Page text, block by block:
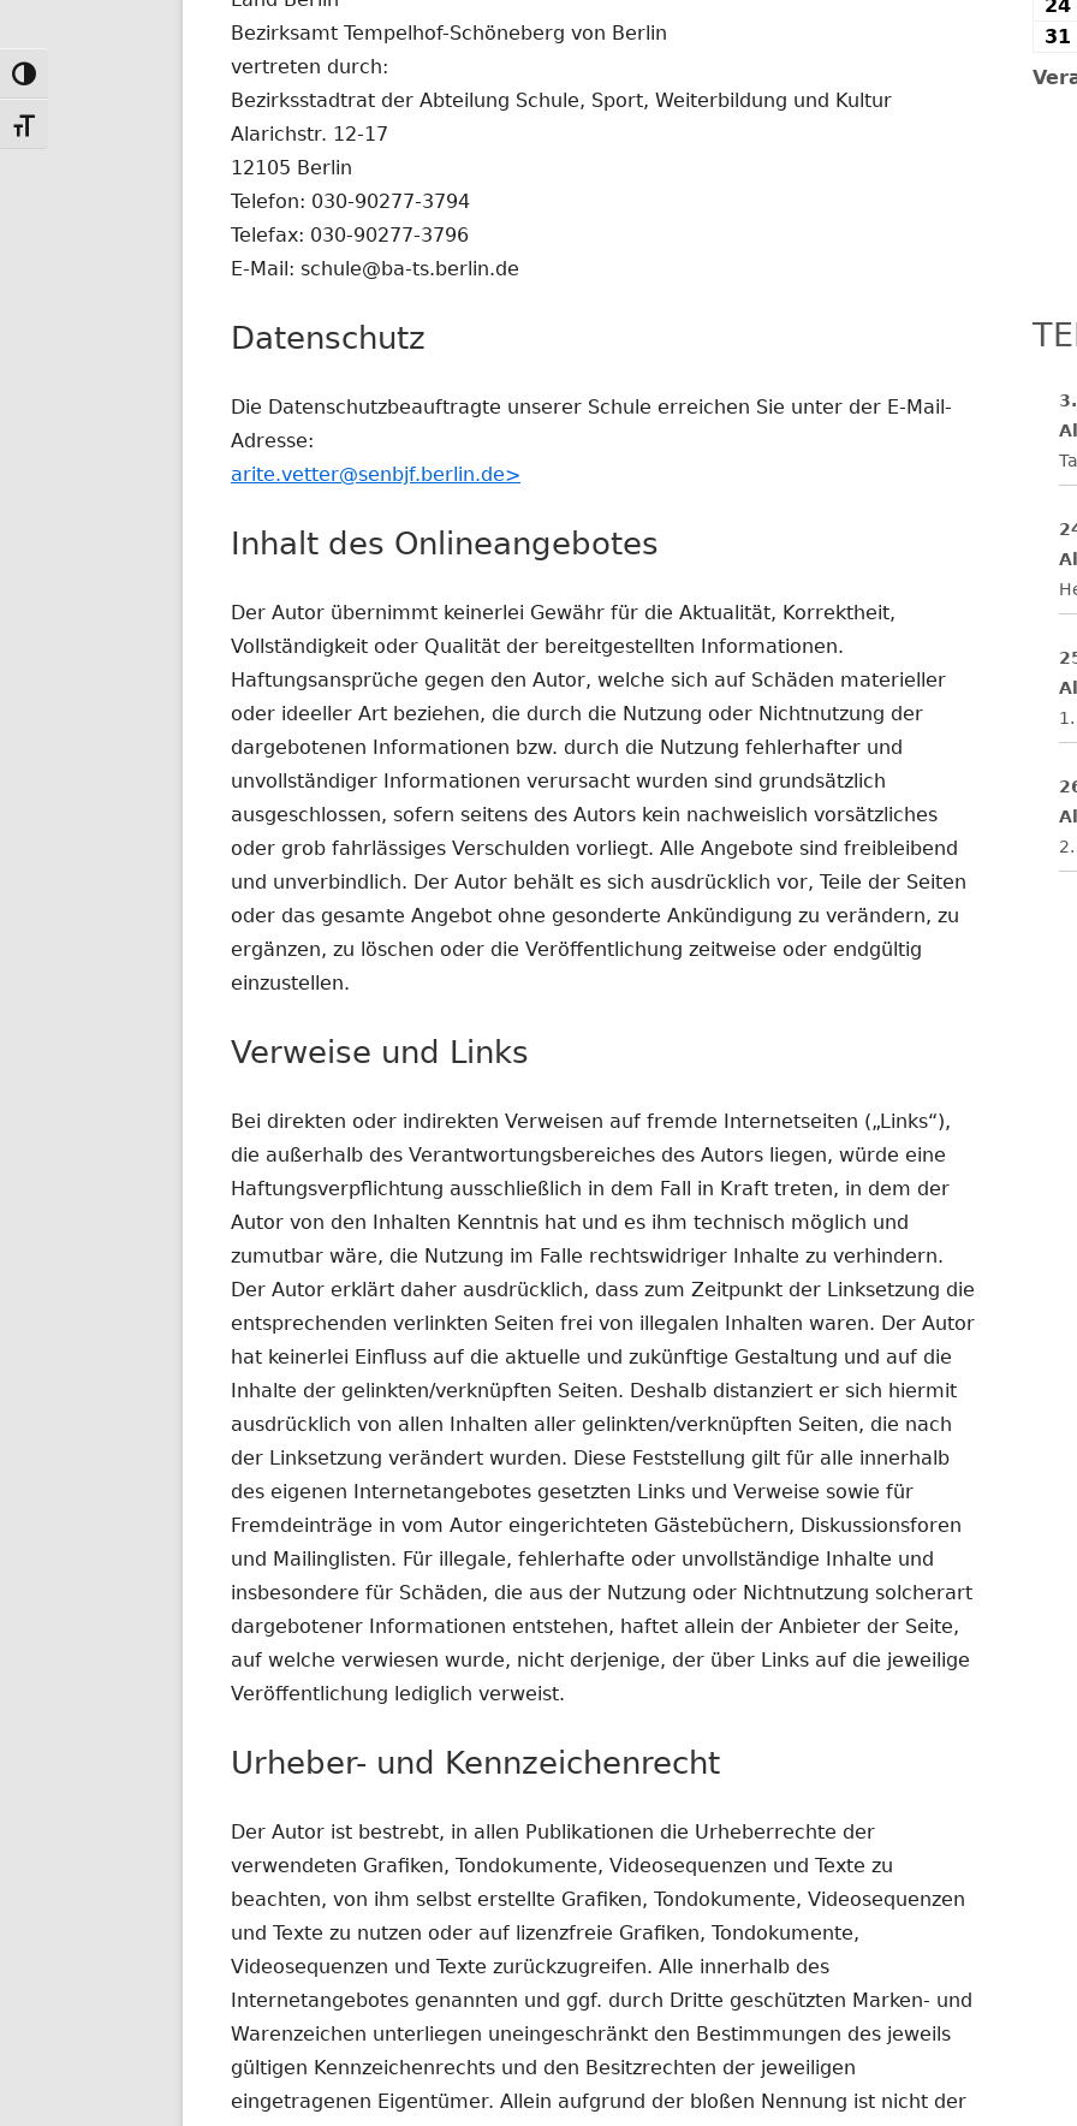
Toggle High Contrast
Toggle Font size
Bezirksamt Tempelhof-Schöneberg von Berlin
vertreten durch:
Bezirksstadtrat der Abteilung Schule, Sport, Weiterbildung und Kultur
Alarichstr. 12-17
12105 Berlin
Telefon: 030-90277-3794
Telefax: 030-90277-3796
E-Mail: schule@ba-ts.berlin.de
Datenschutz
Die Datenschutzbeauftragte unserer Schule erreichen Sie unter der E-Mail-
Adresse:
arite.vetter@senbjf.berlin.de>
Inhalt des Onlineangebotes
Der Autor übernimmt keinerlei Gewähr für die Aktualität, Korrektheit,
Vollständigkeit oder Qualität der bereitgestellten Informationen.
Haftungsansprüche gegen den Autor, welche sich auf Schäden materieller
oder ideeller Art beziehen, die durch die Nutzung oder Nichtnutzung der
dargebotenen Informationen bzw. durch die Nutzung fehlerhafter und
unvollständiger Informationen verursacht wurden sind grundsätzlich
ausgeschlossen, sofern seitens des Autors kein nachweislich vorsätzliches
oder grob fahrlässiges Verschulden vorliegt. Alle Angebote sind freibleibend
und unverbindlich. Der Autor behält es sich ausdrücklich vor, Teile der Seiten
oder das gesamte Angebot ohne gesonderte Ankündigung zu verändern, zu
ergänzen, zu löschen oder die Veröffentlichung zeitweise oder endgültig
einzustellen.
Verweise und Links
Bei direkten oder indirekten Verweisen auf fremde Internetseiten („Links“),
die außerhalb des Verantwortungsbereiches des Autors liegen, würde eine
Haftungsverpflichtung ausschließlich in dem Fall in Kraft treten, in dem der
Autor von den Inhalten Kenntnis hat und es ihm technisch möglich und
zumutbar wäre, die Nutzung im Falle rechtswidriger Inhalte zu verhindern.
Der Autor erklärt daher ausdrücklich, dass zum Zeitpunkt der Linksetzung die
entsprechenden verlinkten Seiten frei von illegalen Inhalten waren. Der Autor
hat keinerlei Einfluss auf die aktuelle und zukünftige Gestaltung und auf die
Inhalte der gelinkten/verknüpften Seiten. Deshalb distanziert er sich hiermit
ausdrücklich von allen Inhalten aller gelinkten/verknüpften Seiten, die nach
der Linksetzung verändert wurden. Diese Feststellung gilt für alle innerhalb
des eigenen Internetangebotes gesetzten Links und Verweise sowie für
Fremdeinträge in vom Autor eingerichteten Gästebüchern, Diskussionsforen
und Mailinglisten. Für illegale, fehlerhafte oder unvollständige Inhalte und
insbesondere für Schäden, die aus der Nutzung oder Nichtnutzung solcherart
dargebotener Informationen entstehen, haftet allein der Anbieter der Seite,
auf welche verwiesen wurde, nicht derjenige, der über Links auf die jeweilige
Veröffentlichung lediglich verweist.
Urheber- und Kennzeichenrecht
Der Autor ist bestrebt, in allen Publikationen die Urheberrechte der
verwendeten Grafiken, Tondokumente, Videosequenzen und Texte zu
beachten, von ihm selbst erstellte Grafiken, Tondokumente, Videosequenzen
und Texte zu nutzen oder auf lizenzfreie Grafiken, Tondokumente,
Videosequenzen und Texte zurückzugreifen. Alle innerhalb des
Internetangebotes genannten und ggf. durch Dritte geschützten Marken- und
Warenzeichen unterliegen uneingeschränkt den Bestimmungen des jeweils
gültigen Kennzeichenrechts und den Besitzrechten der jeweiligen
eingetragenen Eigentümer. Allein aufgrund der bloßen Nennung ist nicht der
24
31